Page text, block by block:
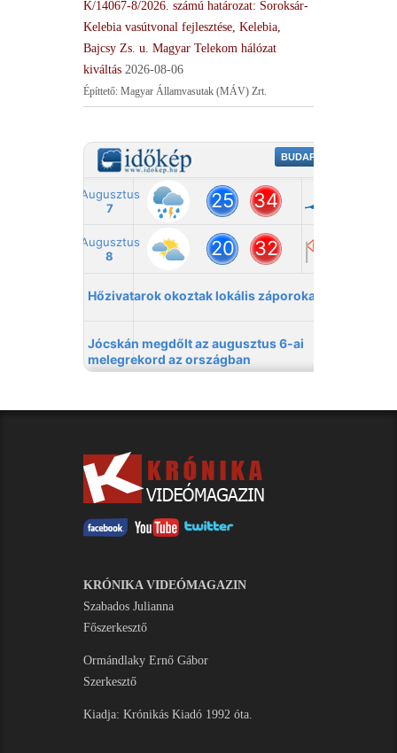
K/14067-8/2026. számú határozat: Soroksár-
Kelebia vasútvonal fejlesztése, Kelebia,
Bajcsy Zs. u. Magyar Telekom hálózat
kiváltás 2026-08-06
Építtető: Magyar Államvasutak (MÁV) Zrt.
KRÓNIKA VIDEÓMAGAZIN
Szabados Julianna
Főszerkesztő
Ormándlaky Ernő Gábor
Szerkesztő
Kiadja: Krónikás Kiadó 1992 óta.